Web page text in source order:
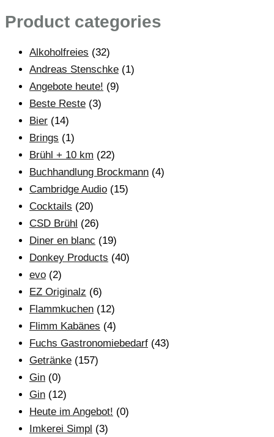
Product categories
Alkoholfreies (32)
Andreas Stenschke (1)
Angebote heute! (9)
Beste Reste (3)
Bier (14)
Brings (1)
Brühl + 10 km (22)
Buchhandlung Brockmann (4)
Cambridge Audio (15)
Cocktails (20)
CSD Brühl (26)
Diner en blanc (19)
Donkey Products (40)
evo (2)
EZ Originalz (6)
Flammkuchen (12)
Flimm Kabänes (4)
Fuchs Gastronomiebedarf (43)
Getränke (157)
Gin (0)
Gin (12)
Heute im Angebot! (0)
Imkerei Simpl (3)